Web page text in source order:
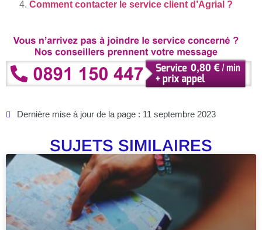
Comment contacter le service client d’Agrial ?
Dernière mise à jour de la page : 11 septembre 2023
SUJETS SIMILAIRES